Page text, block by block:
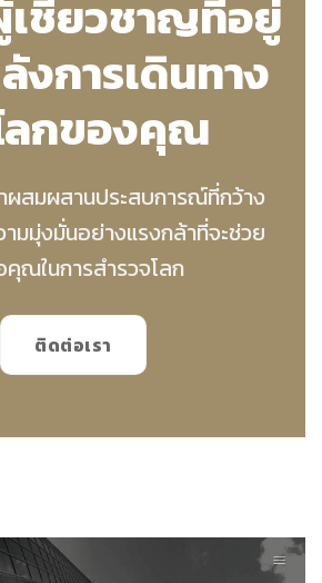
ชี่ยวชาญที่อยู่
งการเดินทาง
ลกของคุณ
ผสมผสานประสบการณ์ที่กว้าง
ามมุ่งมั่นอย่างแรงกล้าที่จะช่วย
คุณในการสำรวจโลก
ติดต่อเรา